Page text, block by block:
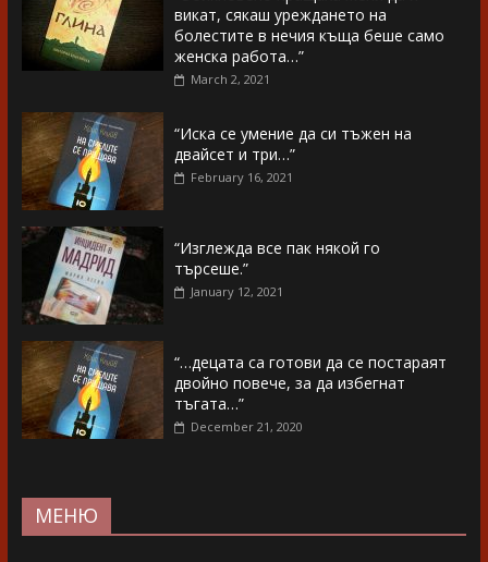
викат, сякаш уреждането на
болестите в нечия къща беше само
женска работа…”
March 2, 2021
“Иска се умение да си тъжен на
двайсет и три…”
February 16, 2021
“Изглежда все пак някой го
търсеше.”
January 12, 2021
“…децата са готови да се постараят
двойно повече, за да избегнат
тъгата…”
December 21, 2020
МЕНЮ